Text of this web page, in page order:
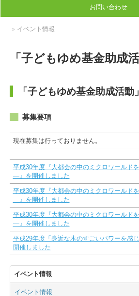
お問い合わせ
» イベント情報
「子どもゆめ基金助成
「子どもゆめ基金助成活動
募集要項
現在募集は行っておりません。
平成30年度『大都会の中のミクロワールド
―』を開催しました
平成30年度『大都会の中のミクロワールド
―』を開催しました
平成30年度『大都会の中のミクロワールド
―』を開催しました
平成29年度「身近な木のすごいパワーを感
開催しました
イベント情報
イベント情報